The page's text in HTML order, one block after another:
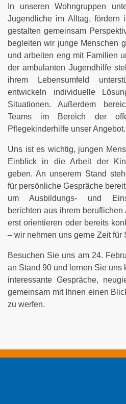
In unseren Wohngruppen
Jugendliche im Alltag, fördern
gestalten gemeinsam
begleiten wir junge Menschen
und arbeiten eng mit Familien
der ambulanten Jugendhilfe
ihrem Lebensumfeld
entwickeln individuelle
Situationen. Außerdem
Teams im Bereich der
Pflegekinderhilfe unser Angebot.
Uns ist es wichtig, jungen
Einblick in die Arbeit der
geben. An unserem Stand
für persönliche Gespräche
um Ausbildungs- und
berichten aus ihrem
erst orientieren oder bereits
– wir nehmen uns gerne Zeit für
Besuchen Sie uns am 24.
an Stand 90 und lernen Sie uns
interessante Gespräche,
gemeinsam mit Ihnen einen
zu werfen.